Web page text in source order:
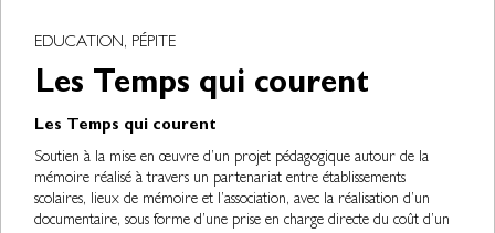
EDUCATION, PÉPITE
Les Temps qui courent
Les Temps qui courent
Soutien à la mise en œuvre d’un projet pédagogique autour de la
mémoire réalisé à travers un partenariat entre établissements
scolaires, lieux de mémoire et l’association, avec la réalisation d’un
documentaire, sous forme d’une prise en charge directe du coût d’un